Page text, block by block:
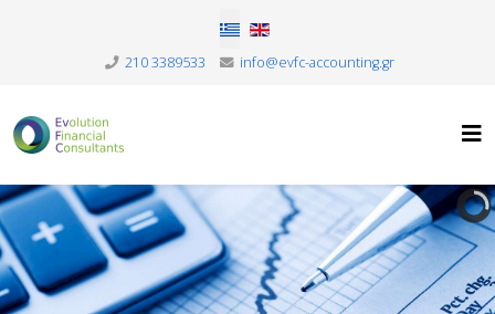
Επιλέξτε τη γλώσσα σας
210 3389533 info@evfc-accounting.gr